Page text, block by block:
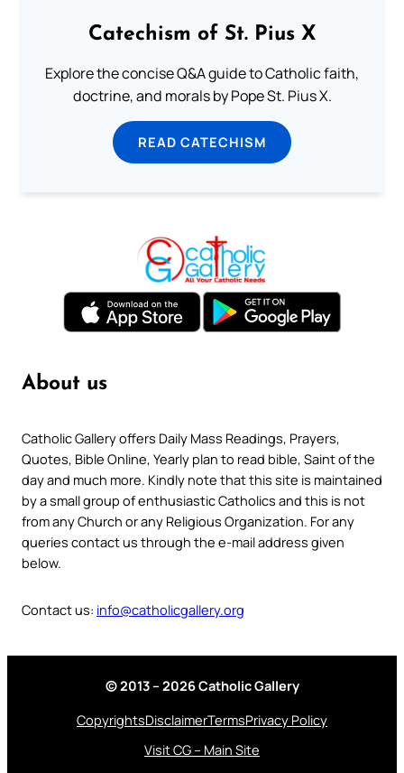
Catechism of St. Pius X
Explore the concise Q&A guide to Catholic faith,
doctrine, and morals by Pope St. Pius X.
READ CATECHISM
About us
Catholic Gallery offers Daily Mass Readings, Prayers,
Quotes, Bible Online, Yearly plan to read bible, Saint of the
day and much more. Kindly note that this site is maintained
by a small group of enthusiastic Catholics and this is not
from any Church or any Religious Organization. For any
queries contact us through the e-mail address given
below.
Contact us: info@catholicgallery.org
© 2013 – 2026 Catholic Gallery
CopyrightsDisclaimerTermsPrivacy Policy
Visit CG – Main Site